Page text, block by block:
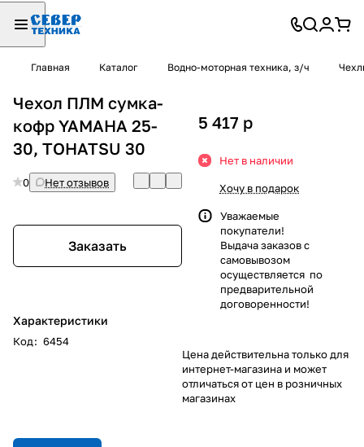
Главная Каталог Водно-моторная техника, з/ч
Чехол ПЛМ сумка-
кофр YAMAHA 25-
30, TOHATSU 30
0 Нет отзывов
Заказать
Характеристики
Код: 6454
5 417 p
Нет в наличии
Хочу в подарок
Уважаемые
покупатели!
Выдача заказов с
самовывозом
осуществляется по
предварительной
договоренности!
Цена действительна только для
интернет-магазина и может
отличаться от цен в розничных
магазинах